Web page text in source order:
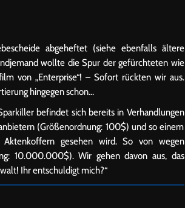
abgeheftet (siehe ebenfalls ältere
wollte die Spur der gefürchteten wie
von „Enterprise“! – Sofort rückten wir aus.
hingegen schon…
befindet sich bereits in Verhandlungen
(Größenordnung: 100$) und so einem
gesehen wird. So von wegen
10.000.000$). Wir gehen davon aus, das
Ihr entschuldigt mich?“